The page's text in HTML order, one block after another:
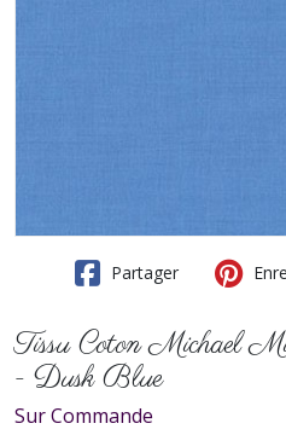
Partager
Tissu Coton Michael
- Dusk Blue
Sur Commande